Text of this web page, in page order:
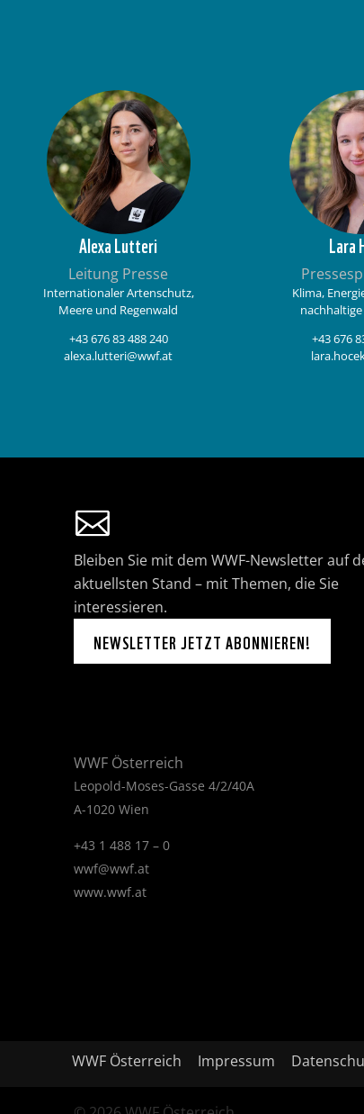
Alexa Lutteri
Leitung Presse
Internationaler Artenschutz,
Meere und Regenwald
+43 676 83 488 240
alexa.lutteri@wwf.at
Lara
Klima,
+43 676
Bleiben Sie mit dem WWF-Newsletter auf
aktuellsten Stand – mit Themen, die Sie
interessieren.
NEWSLETTER JETZT ABONNIEREN!
WWF Österreich
Leopold-Moses-Gasse 4/2/40A
A-1020 Wien
+43 1 488 17 – 0
wwf@wwf.at
www.wwf.at
WWF Österreich Impressum